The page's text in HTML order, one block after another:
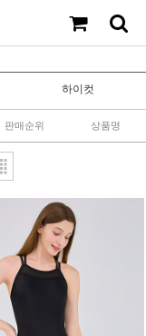
하이컷
판매순위 상품명